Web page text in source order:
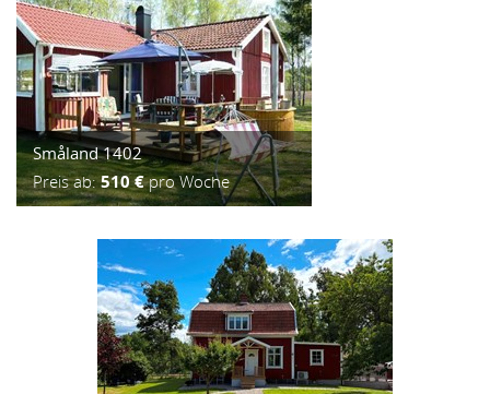
Småland 1402
Preis ab:510 €pro Woche